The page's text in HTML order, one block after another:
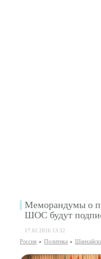
Меморандумы о
ШОС будут
17.02.2016 13:32
Россия Политика